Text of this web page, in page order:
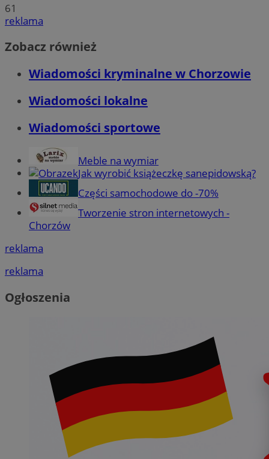
61
reklama
Zobacz również
Wiadomości kryminalne w Chorzowie
Wiadomości lokalne
Wiadomości sportowe
Meble na wymiar
Jak wyrobić książeczkę sanepidowską?
Części samochodowe do -70%
Tworzenie stron internetowych -
Chorzów
reklama
reklama
Ogłoszenia